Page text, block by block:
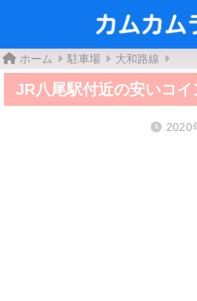
ホーム 駐車場 大和路線
JR八尾駅付近の安いコ
2020